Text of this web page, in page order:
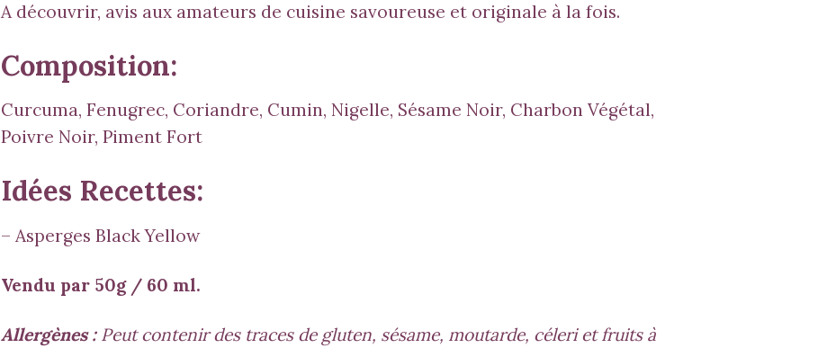
A découvrir, avis aux amateurs de cuisine savoureuse et originale à la fois.
Composition:
Curcuma, Fenugrec, Coriandre, Cumin, Nigelle, Sésame Noir, Charbon Végétal,
Poivre Noir, Piment Fort
Idées Recettes:
– Asperges Black Yellow
Vendu par 50g / 60 ml.
Allergènes :Peut contenir des traces de gluten, sésame, moutarde, céleri et fruits à